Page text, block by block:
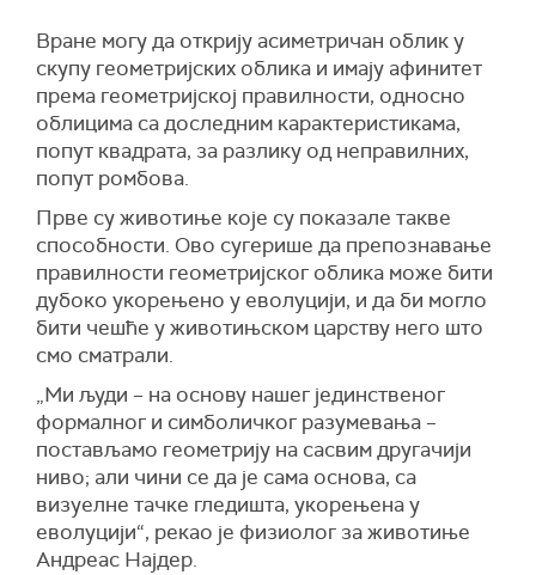
Вране могу да открију асиметричан облик у
скупу геометријских облика и имају афинитет
према геометријској правилности, односно
облицима са доследним карактеристикама,
попут квадрата, за разлику од неправилних,
попут ромбова.
Прве су животиње које су показале такве
способности. Ово сугерише да препознавање
правилности геометријског облика може бити
дубоко укорењено у еволуцији, и да би могло
бити чешће у животињском царству него што
смо сматрали.
„Ми људи – на основу нашег јединственог
формалног и симболичког разумевања –
постављамо геометрију на сасвим другачији
ниво; али чини се да је сама основа, са
визуелне тачке гледишта, укорењена у
еволуцији“, рекао је физиолог за животиње
Андреас Најдер.